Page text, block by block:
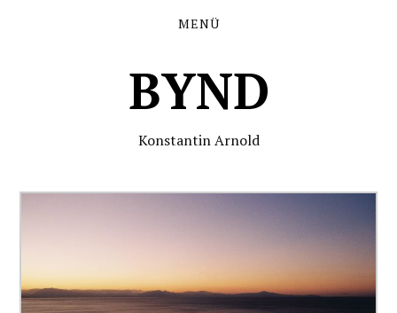
MENÜ
BYND
Konstantin Arnold